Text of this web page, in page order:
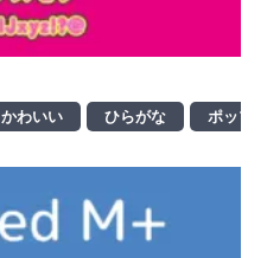
かわいい ひらがな ポップ